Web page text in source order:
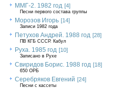
ММГ-2. 1982 год [4]
Песни первого состава группы
Морозов Игорь [14]
Записи 1982 года
Петухов Андрей. 1988 год [28]
ПВ КГБ СССР. Кабул
Руха. 1985 год [10]
Записано в Рухе
Свиридов Борис. 1988 год [18]
650 ОРБ
Серебряков Евгений [24]
Песни с кассеты